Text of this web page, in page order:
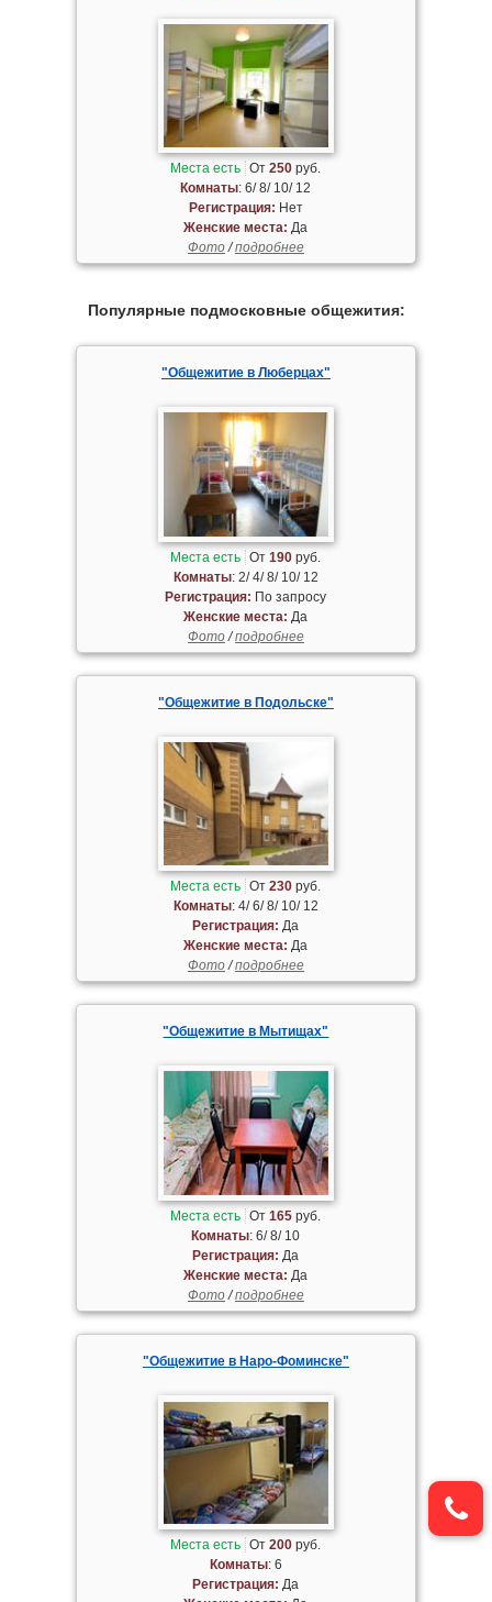
Места есть От250 руб.
Комнаты: 6/ 8/ 10/ 12
Регистрация: Нет
Женские места: Да
Фото/подробнее
Популярные подмосковные общежития:
"Общежитие в Люберцах"
Места есть От190 руб.
Комнаты: 2/ 4/ 8/ 10/ 12
Регистрация: По запросу
Женские места: Да
Фото/подробнее
"Общежитие в Подольске"
Места есть От230 руб.
Комнаты: 4/ 6/ 8/ 10/ 12
Регистрация: Да
Женские места: Да
Фото/подробнее
"Общежитие в Мытищах"
Места есть От165 руб.
Комнаты: 6/ 8/ 10
Регистрация: Да
Женские места: Да
Фото/подробнее
"Общежитие в Наро-Фоминске"
Места есть От200 руб.
Комнаты: 6
Регистрация: Да